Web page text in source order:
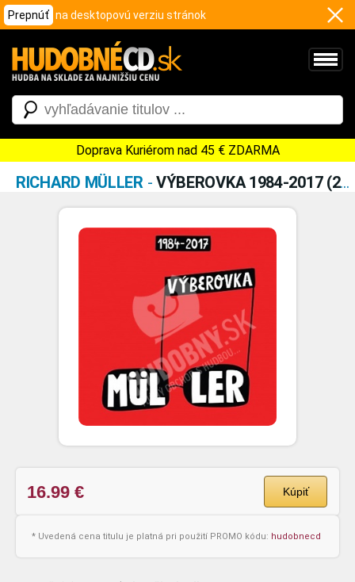
Prepnúť na desktopovú verziu stránok
Doprava Kuriérom nad 45 € ZDARMA
RICHARD MÜLLER- VÝBEROVKA 1984-2017 (2CD)
16.99 € Kúpiť
* Uvedená cena titulu je platná pri použití PROMO kódu: hudobnecd